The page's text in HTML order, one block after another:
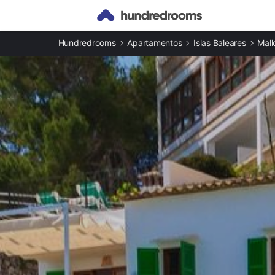
Apartamentos en Santanyí
Casas rurales en Santanyí
Hundredrooms Apartamentos Islas Baleares